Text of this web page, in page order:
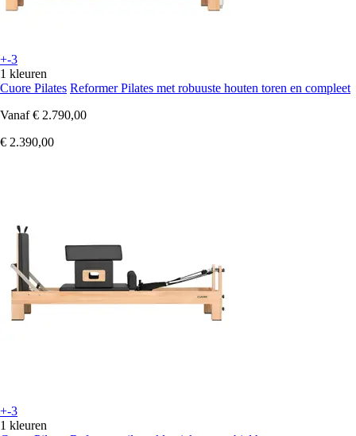
+-3
1 kleuren
Cuore Pilates Reformer Pilates met robuuste houten toren en compleet
Vanaf € 2.790,00
€ 2.390,00
+-3
1 kleuren